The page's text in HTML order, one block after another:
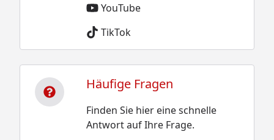
YouTube
TikTok
Häufige Fragen
Finden Sie hier eine schnelle
Antwort auf Ihre Frage.